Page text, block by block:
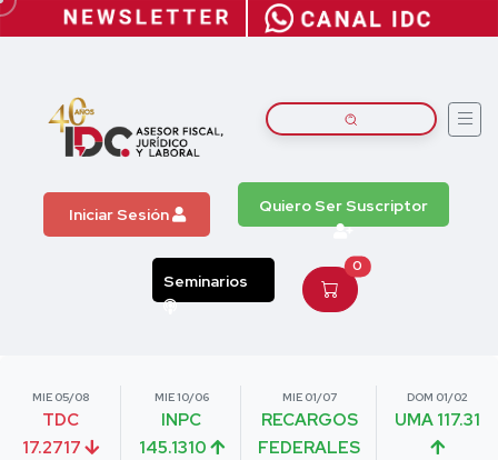
Iniciar Sesión Quiero Ser Suscriptor
Seminarios
0
MIE 05/08
TDC
17.2717
MIE 10/06
INPC
145.1310
MIE 01/07
RECARGOS
FEDERALES
DOM 01/02
UMA 117.31